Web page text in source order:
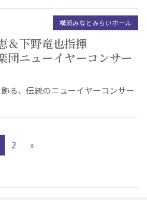
横浜みなとみらいホール
＆下野竜也指揮
団ニューイヤーコンサー
る、伝統のニューイヤーコンサー
2 »